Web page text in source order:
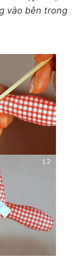
vào bên trong